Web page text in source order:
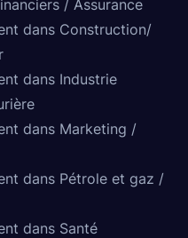
/ Assurance
dans Construction/
dans Industrie
dans Marketing /
dans Pétrole et gaz /
dans Santé